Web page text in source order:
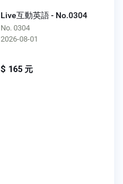
Live互動英語 - No.0304
No. 0304
2026-08-01
$ 165 元